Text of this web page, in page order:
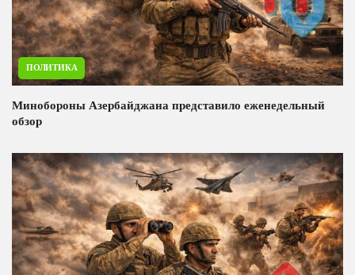
ПОЛИТИКА
Минобороны Азербайджана представило еженедельный
обзор